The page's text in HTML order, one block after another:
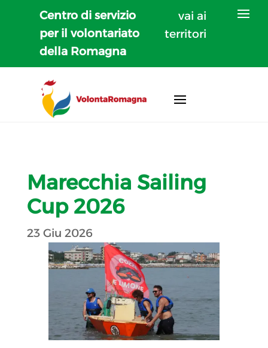
Centro di servizio
per il volontariato
della Romagna
vai ai
territori
Marecchia Sailing
Cup 2026
23 Giu 2026